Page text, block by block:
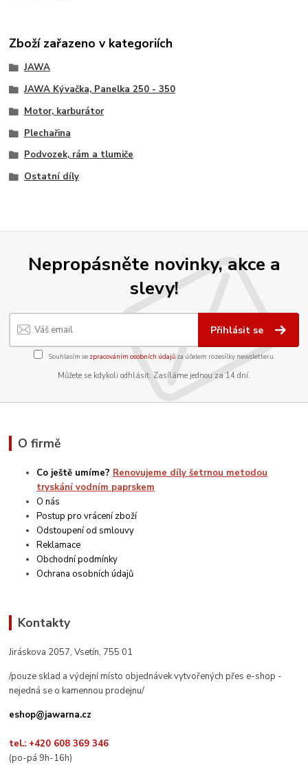
Zboží zařazeno v kategoriích
JAWA
JAWA Kývačka, Panelka 250 - 350
Motor, karburátor
Plechařina
Podvozek, rám a tlumiče
Ostatní díly
Nepropásněte novinky, akce a
slevy!
Přihlásit se
Souhlasím se zpracováním osobních údajůza účelem rozesílky newsletteru.
Můžete se kdykoli odhlásit. Zasíláme jednou za 14 dní.
O firmě
Co ještě umíme? Renovujeme díly šetrnou metodou
tryskání vodním paprskem
O nás
Postup pro vrácení zboží
Odstoupení od smlouvy
Reklamace
Obchodní podmínky
Ochrana osobních údajů
Kontakty
Jiráskova 2057, Vsetín, 755 01
/pouze sklad a výdejní místo objednávek vytvořených přes e-shop -
nejedná se o kamennou prodejnu/
eshop@jawarna.cz
tel.: +420 608 369 346
(po-pá 9h-16h)